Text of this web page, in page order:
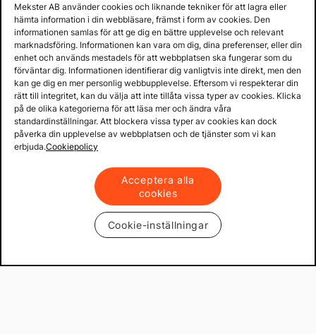
Prisgaranti på reservdelar
Lager i Sverige
60 dagars öppet köp
Fria returer
Copyright © 2013 - 2026 - Mekster AB
KöpvillkorIntegritetspolicy
Mekster AB använder cookies och liknande tekniker för att lagra eller
hämta information i din webbläsare, främst i form av cookies. Den
informationen samlas för att ge dig en bättre upplevelse och relevant
marknadsföring. Informationen kan vara om dig, dina preferenser, eller din
enhet och används mestadels för att webbplatsen ska fungerar som du
förväntar dig. Informationen identifierar dig vanligtvis inte direkt, men den
kan ge dig en mer personlig webbupplevelse. Eftersom vi respekterar din
rätt till integritet, kan du välja att inte tillåta vissa typer av cookies. Klicka
på de olika kategorierna för att läsa mer och ändra våra
standardinställningar. Att blockera vissa typer av cookies kan dock
påverka din upplevelse av webbplatsen och de tjänster som vi kan
erbjuda.Cookiepolicy
Acceptera alla
cookies
Cookie-inställningar